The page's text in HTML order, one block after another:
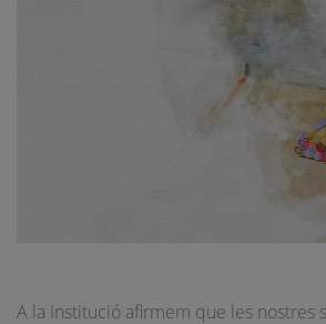
A la Institució afirmem que les nostres